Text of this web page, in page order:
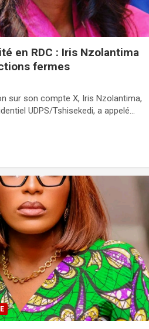
en RDC : Iris Nzolantima
fermes
sur son compte X, Iris Nzolantima,
UDPS/Tshisekedi, a appelé…